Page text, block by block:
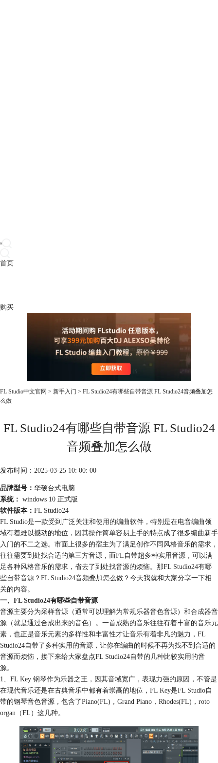
首页
购买
FL Studio中文官网 > 新手入门 > FL Studio24有哪些自带音源 FL Studio24音频叠加怎
么做
FL Studio24有哪些自带音源 FL Studio24
音频叠加怎么做
发布时间：2025-03-25 10: 00: 00
品牌型号： 华硕台式电脑
系统： windows 10 正式版
软件版本： FL Studio24
FL Studio是一款受到广泛关注和使用的编曲软件，特别是在电音编曲领
域有着难以撼动的地位，因其操作简单容易上手的特点成了很多编曲新手
入门的不二之选。市面上很多的宿主为了满足创作不同风格音乐的需求，
往往需要到处找合适的第三方音源，而FL自带超多种实用音源，可以满
足各种风格音乐的需求，省去了到处找音源的烦恼。那FL Studio24有哪
些自带音源？FL Studio24音频叠加怎么做？今天我就和大家分享一下相
关的内容。
一、FL Studio24有哪些自带音源
音源主要分为采样音源（通常可以理解为常规乐器音色音源）和合成器音
源（就是通过合成出来的音色）。一首成熟的音乐往往有着丰富的音乐元
素，也正是音乐元素的多样性和丰富性才让音乐有着非凡的魅力，FL
Studio24自带了多种实用的音源，让你在编曲的时候不再为找不到合适的
音源而烦恼，接下来给大家盘点FL Studio24自带的几种比较实用的音
源。
1、FL Key 钢琴作为乐器之王，因其音域宽广，表现力强的原因，不管是
在现代音乐还是在古典音乐中都有着崇高的地位，FL Key是FL Studio自
带的钢琴音色音源，包含了Piano(FL)，Grand Piano，Rhodes(FL)，roto
organ（FL）这几种。